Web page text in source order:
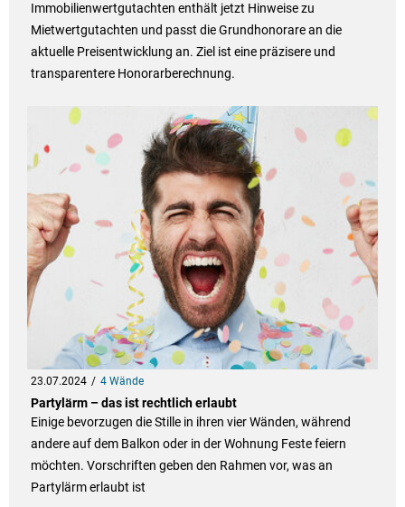
Immobilienwertgutachten enthält jetzt Hinweise zu
Mietwertgutachten und passt die Grundhonorare an die
aktuelle Preisentwicklung an. Ziel ist eine präzisere und
transparentere Honorarberechnung.
23.07.2024 4 Wände
Partylärm – das ist rechtlich erlaubt
Einige bevorzugen die Stille in ihren vier Wänden, während
andere auf dem Balkon oder in der Wohnung Feste feiern
möchten. Vorschriften geben den Rahmen vor, was an
Partylärm erlaubt ist